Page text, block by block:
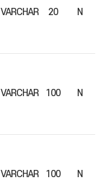
VARCHAR 20 N
VARCHAR 100 N
VARCHAR 100 N